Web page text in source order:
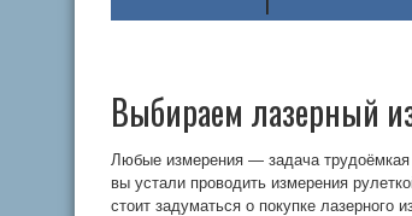
Выбираем лазерный
Любые измерения — задача
вы устали проводить измерения
стоит задуматься о покупке лазерного